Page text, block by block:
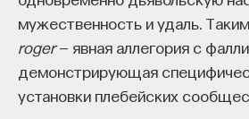
мужественность и удаль.
roger— явная аллегория с
демонстрирующая
установки плебейских